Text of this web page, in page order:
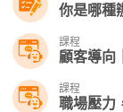
你是哪種​
課程
顧客導向
課程
職場壓力